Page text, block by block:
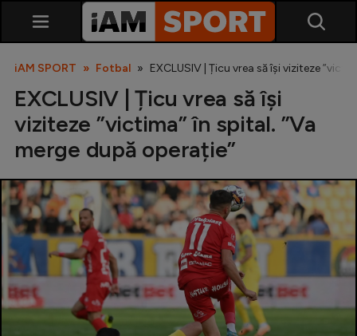
SuperLiga
Liga 2
Cupa României
Echipa Națională
U21
iAM SPORT Fotbal EXCLUSIV | Țicu vrea să își viziteze
EXCLUSIV | Țicu vrea să își
viziteze ”victima” în spital. ”Va
merge după operație”